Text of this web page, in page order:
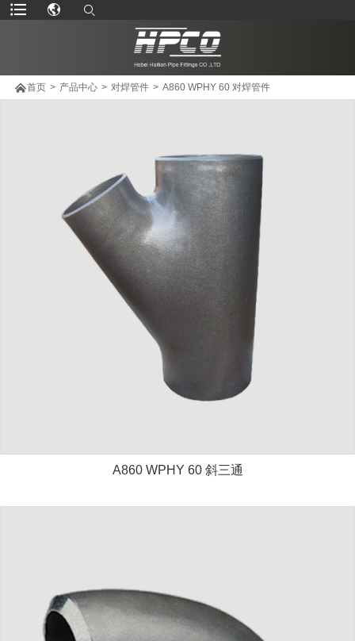
首页 > 产品中心 > 对焊管件 > A860 WPHY 60 对焊管件
A860 WPHY 60 斜三通